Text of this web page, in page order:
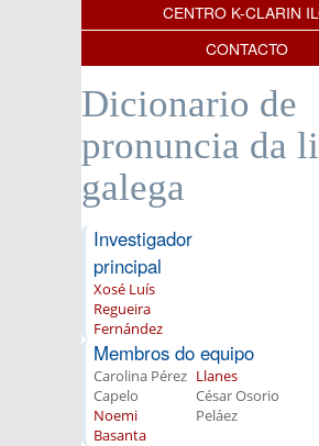
CENTRO K-CLARIN
CONTACTO
Dicionario de
pronuncia da
galega
Investigador
principal
Xosé Luís
Regueira
Fernández
Membros do equipo
Carolina Pérez
Capelo
Noemi
Basanta
Llanes
César Osorio
Peláez